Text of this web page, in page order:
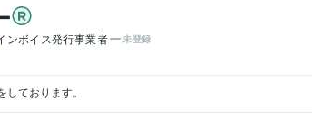
ンボイス発行事業者 未登録
ております。